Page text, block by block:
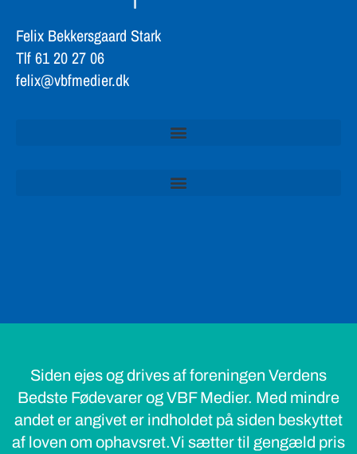
Felix Bekkersgaard Stark
Tlf 61 20 27 06
felix@vbfmedier.dk
Siden ejes og drives af foreningen Verdens
Bedste Fødevarer og VBF Medier. Med mindre
andet er angivet er indholdet på siden beskyttet
af loven om ophavsret.Vi sætter til gengæld pris